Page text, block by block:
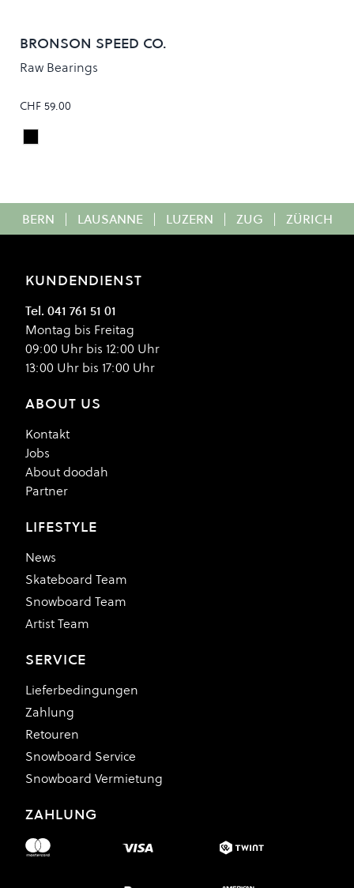
BRONSON SPEED CO.
Raw Bearings
CHF 59.00
Colour
Black/Orange
BERN | LAUSANNE | LUZERN | ZUG | ZÜRICH
KUNDENDIENST
Tel. 041 761 51 01
Montag bis Freitag
09:00 Uhr bis 12:00 Uhr
13:00 Uhr bis 17:00 Uhr
ABOUT US
Kontakt
Jobs
About doodah
Partner
LIFESTYLE
News
Skateboard Team
Snowboard Team
Artist Team
SERVICE
Lieferbedingungen
Zahlung
Retouren
Snowboard Service
Snowboard Vermietung
ZAHLUNG